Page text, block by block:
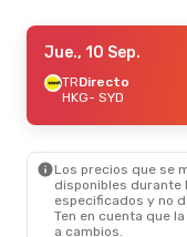
Jue., 10 Sep.
TRDirecto
HKG- SYD
Los precios que se
disponibles durante
especificados y no
Ten en cuenta que
a cambios.